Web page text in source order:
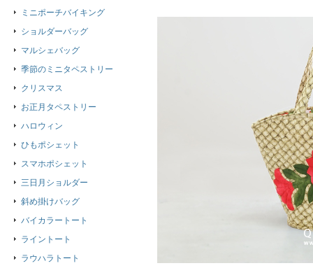
ミニポーチバイキング
ショルダーバッグ
マルシェバッグ
季節のミニタペストリー
クリスマス
お正月タペストリー
ハロウィン
ひもポシェット
スマホポシェット
三日月ショルダー
斜め掛けバッグ
バイカラートート
ライントート
ラウハラトート